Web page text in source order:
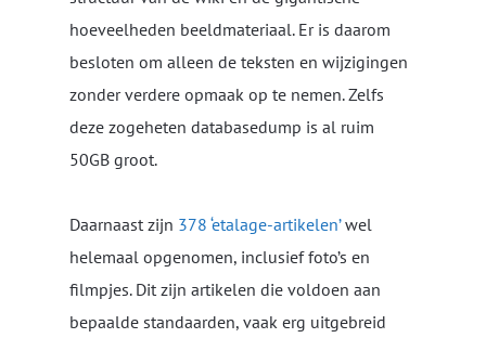
hoeveelheden beeldmateriaal. Er is daarom
besloten om alleen de teksten en wijzigingen
zonder verdere opmaak op te nemen. Zelfs
deze zogeheten databasedump is al ruim
50GB groot.
Daarnaast zijn 378 ‘etalage-artikelen’wel
helemaal opgenomen, inclusief foto’s en
filmpjes. Dit zijn artikelen die voldoen aan
bepaalde standaarden, vaak erg uitgebreid